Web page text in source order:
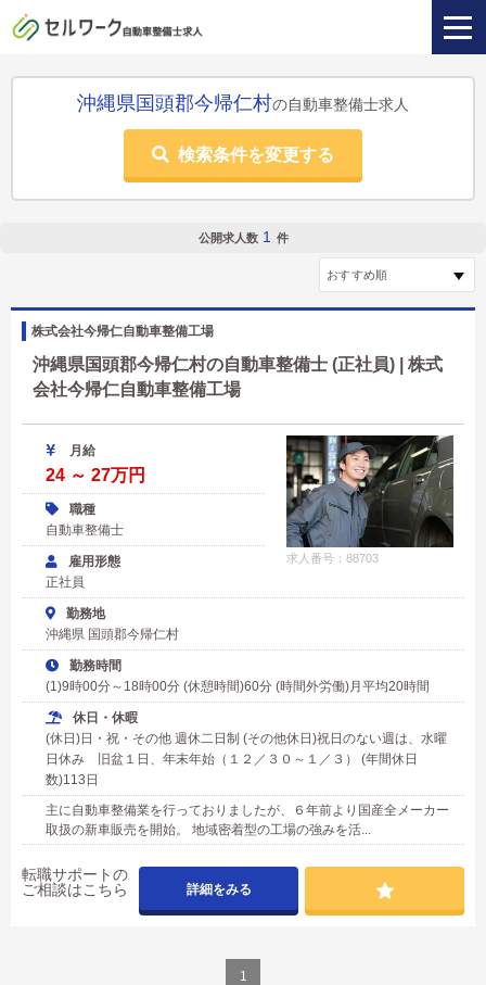
沖縄県国頭郡今帰仁村の自動車整備士求人
検索条件を変更する
公開求人数 1 件
株式会社今帰仁自動車整備工場
沖縄県国頭郡今帰仁村の自動車整備士 (正社員) | 株式
会社今帰仁自動車整備工場
求人番号：88703
月給
24 ～ 27万円
職種
自動車整備士
雇用形態
正社員
勤務地
沖縄県 国頭郡今帰仁村
勤務時間
(1)9時00分～18時00分 (休憩時間)60分 (時間外労働)月平均20時間
休日・休暇
(休日)日・祝・その他 週休二日制 (その他休日)祝日のない週は、水曜
日休み 旧盆１日、年末年始（１２／３０～１／３） (年間休日
数)113日
主に自動車整備業を行っておりましたが、６年前より国産全メーカー
取扱の新車販売を開始。 地域密着型の工場の強みを活...
転職サポートの
ご相談はこちら
詳細をみる
1